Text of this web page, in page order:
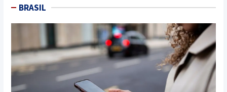
BRASIL